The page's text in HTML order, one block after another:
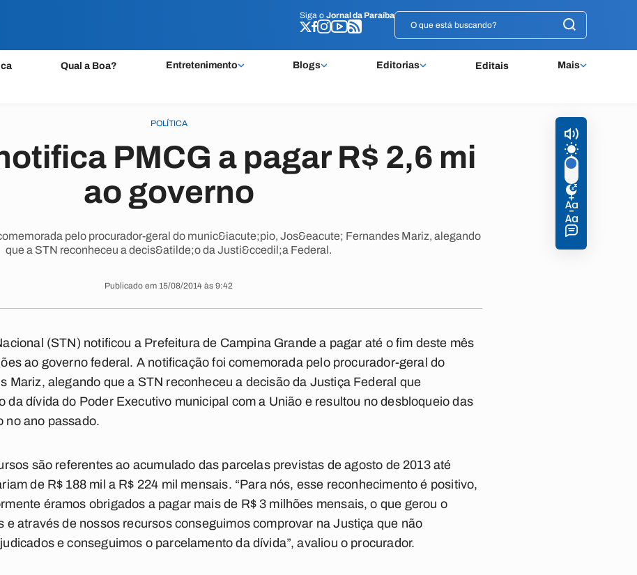
Siga o Jornal da Paraíba
Qual a Boa? Entretenimento Blogs Editorias Editais Mais
Siga o Jornal da Paraíba
POLÍTICA
PMCG a pagar R$ 2,6 mi
ao governo
pelo procurador-geral do munic&iacute;pio, Jos&eacute; Fernandes Mariz, alegando
que a STN reconheceu a decis&atilde;o da Justi&ccedil;a Federal.
Publicado em 15/08/2014 às 9:42
(STN) notificou a Prefeitura de Campina Grande a pagar até o fim deste mês
ao governo federal. A notificação foi comemorada pelo procurador-geral do
Mariz, alegando que a STN reconheceu a decisão da Justiça Federal que
da dívida do Poder Executivo municipal com a União e resultou no desbloqueio das
no ano passado.
são referentes ao acumulado das parcelas previstas de agosto de 2013 até
de R$ 188 mil a R$ 224 mil mensais. “Para nós, esse reconhecimento é positivo,
éramos obrigados a pagar mais de R$ 3 milhões mensais, o que gerou o
e através de nossos recursos conseguimos comprovar na Justiça que não
e conseguimos o parcelamento da dívida”, avaliou o procurador.